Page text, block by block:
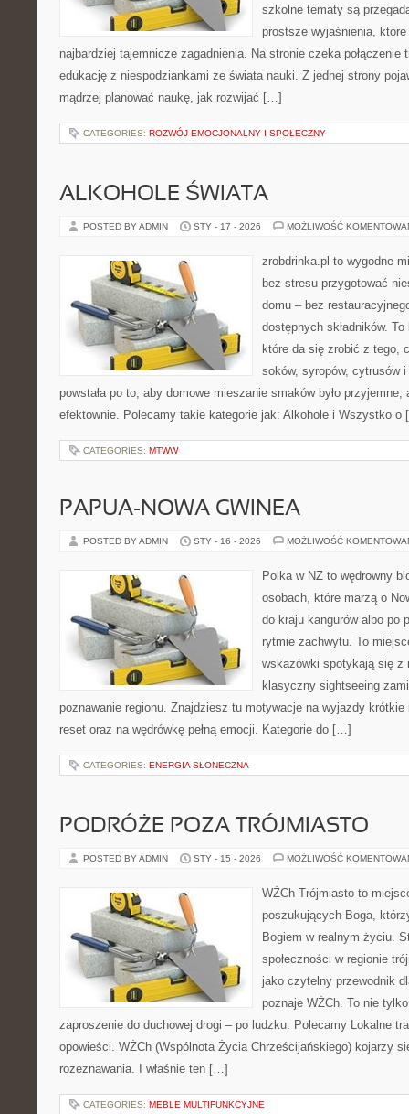
szkolne tematy są
prostsze wyjaśnienia,
najbardziej tajemnicze zagadnienia. Na stronie czeka połączenie
edukację z niespodziankami ze świata nauki. Z jednej strony
mądrzej planować naukę, jak rozwijać […]
CATEGORIES: ROZWÓJ EMOCJONALNY I SPOŁECZNY
ALKOHOLE ŚWIATA
POSTED BY ADMIN STY - 17 - 2026 MOŻLIWOŚĆ
zrobdrinka.pl to wygodne
bez stresu przygotować
domu – bez
dostępnych składników.
które da się zrobić z tego,
soków, syropów, cytrusów
powstała po to, aby domowe mieszanie smaków było przyjemne,
efektownie. Polecamy takie kategorie jak: Alkohole i Wszystko
CATEGORIES: MTWW
PAPUA-NOWA GWINEA
POSTED BY ADMIN STY - 16 - 2026 MOŻLIWOŚĆ
Polka w NZ to wędrowny
osobach, które marzą o
do kraju kangurów albo po
rytmie zachwytu. To
wskazówki spotykają się z
klasyczny sightseeing
poznawanie regionu. Znajdziesz tu motywacje na wyjazdy krótkie
reset oraz na wędrówkę pełną emocji. Kategorie do […]
CATEGORIES: ENERGIA SŁONECZNA
PODRÓŻE POZA TRÓJMIASTO
POSTED BY ADMIN STY - 15 - 2026 MOŻLIWOŚĆ
WŻCh Trójmiasto to
poszukujących Boga,
Bogiem w realnym życiu.
społeczności w regionie
jako czytelny przewodnik
poznaje WŻCh. To nie
zaproszenie do duchowej drogi – po ludzku. Polecamy Lokalne
opowieści. WŻCh (Wspólnota Życia Chrześcijańskiego) kojarzy
rozeznawania. I właśnie ten […]
CATEGORIES: MEBLE MULTIFUNKCYJNE